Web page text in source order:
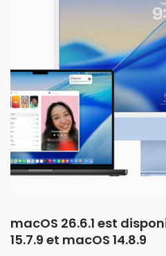
macOS 26.6.1 est
15.7.9 et macOS 14.8.9